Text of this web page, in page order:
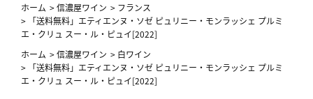
ホーム >信濃屋ワイン > フランス
> 「送料無料」エティエンヌ・ソゼ ピュリニー・モンラッシェ プルミ
エ・クリュ スー・ル・ピュイ[2022]
ホーム >信濃屋ワイン > 白ワイン
> 「送料無料」エティエンヌ・ソゼ ピュリニー・モンラッシェ プルミ
エ・クリュ スー・ル・ピュイ[2022]